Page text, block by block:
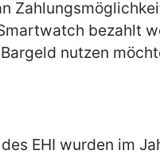
bezahlt
nutzen
EHI wurden im